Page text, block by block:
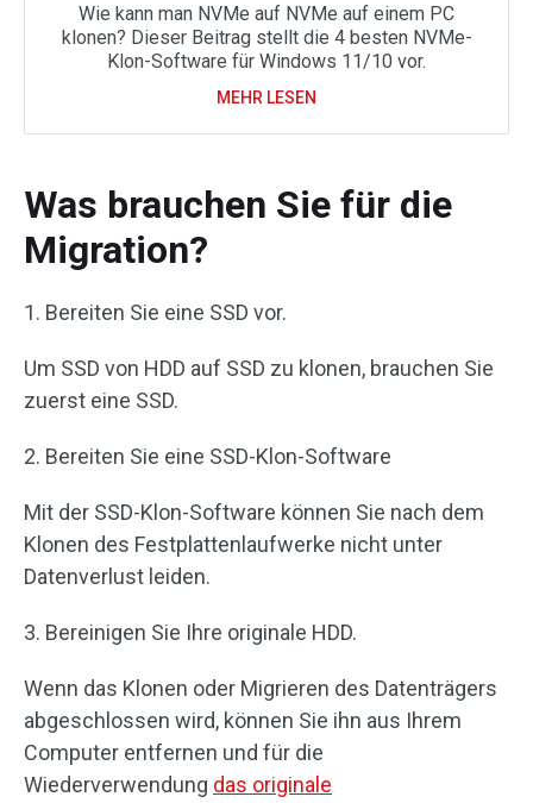
Wie kann man NVMe auf NVMe auf einem PC
klonen? Dieser Beitrag stellt die 4 besten NVMe-
Klon-Software für Windows 11/10 vor.
MEHR LESEN
Was brauchen Sie für die
Migration?
1. Bereiten Sie eine SSD vor.
Um SSD von HDD auf SSD zu klonen, brauchen Sie
zuerst eine SSD.
2. Bereiten Sie eine SSD-Klon-Software
Mit der SSD-Klon-Software können Sie nach dem
Klonen des Festplattenlaufwerke nicht unter
Datenverlust leiden.
3. Bereinigen Sie Ihre originale HDD.
Wenn das Klonen oder Migrieren des Datenträgers
abgeschlossen wird, können Sie ihn aus Ihrem
Computer entfernen und für die
Wiederverwendung das originale